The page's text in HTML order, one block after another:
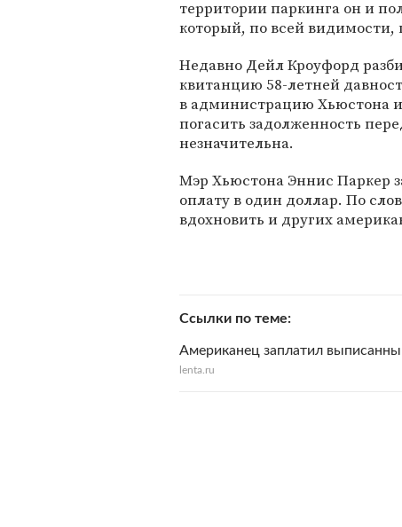
территории паркинга он и
который, по всей видимости,
Недавно Дейл Кроуфорд
квитанцию 58-летней
в администрацию Хьюстона
погасить задолженность
незначительна.
Мэр Хьюстона Эннис Паркер
оплату в один доллар. По
вдохновить и других
Ссылки по теме
Американец заплатил
lenta.ru